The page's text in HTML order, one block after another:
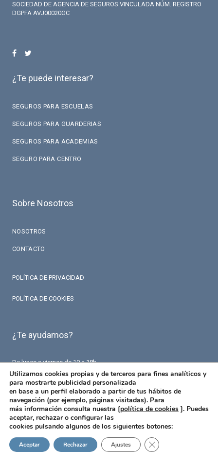
SOCIEDAD DE AGENCIA DE SEGUROS VINCULADA NÚM. REGISTRO
DGPFA AVJ00020GC
¿Te puede interesar?
SEGUROS PARA ESCUELAS
SEGUROS PARA GUARDERIAS
SEGUROS PARA ACADEMIAS
SEGURO PARA CENTRO
Sobre Nosotros
NOSOTROS
CONTACTO
POLÍTICA DE PRIVACIDAD
POLÍTICA DE COOKIES
¿Te ayudamos?
De lunes a viernes de 10 a 18h.
T. 93 426 84 84
F. 93 426 18 87
info@fermaseguros.com
Avinguda de Mistral 10
Entresuelo – 6 puerta
08015 Barcelona
Utilizamos cookies propias y de terceros para fines analíticos y
para mostrarte publicidad personalizada
en base a un perfil elaborado a partir de tus hábitos de
navegación (por ejemplo, páginas visitadas). Para
más información consulta nuestra [política de cookies ]. Puedes
aceptar, rechazar o configurar las
cookies pulsando algunos de los siguientes botones:
Aceptar Rechazar Ajustes Cerrar el banner de